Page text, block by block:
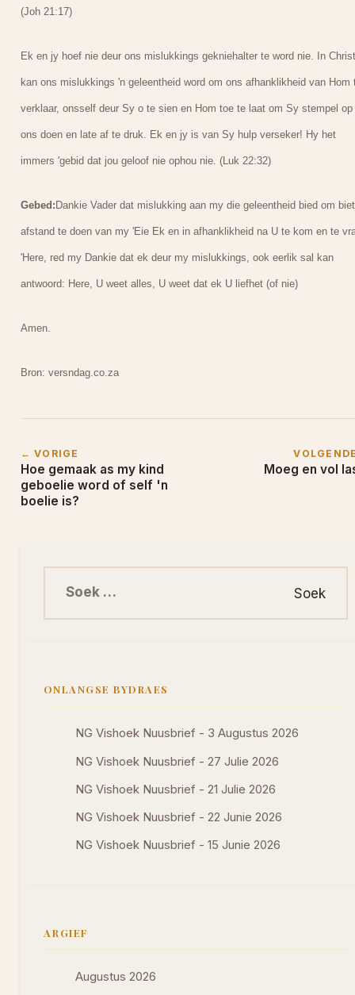
(Joh 21:17)
Ek en jy hoef nie deur ons mislukkings gekniehalter te word nie. In
kan ons mislukkings 'n geleentheid word om ons afhanklikheid van Hom
verklaar, onsself deur Sy o te sien en Hom toe te laat om Sy stempel op
ons doen en late af te druk. Ek en jy is van Sy hulp verseker! Hy het
immers 'gebid dat jou geloof nie ophou nie. (Luk 22:32)
Gebed: Dankie Vader dat mislukking aan my die geleentheid bied om
afstand te doen van my 'Eie Ek en in afhanklikheid na U te kom en te
'Here, red my Dankie dat ek deur my mislukkings, ook eerlik sal kan
antwoord: Here, U weet alles, U weet dat ek U liefhet (of nie)
Amen.
Bron: versndag.co.za
← VORIGE
Hoe gemaak as my kind
geboelie word of self 'n
boelie is?
Moeg en vol
ONLANGSE BYDRAES
NG Vishoek Nuusbrief - 3 Augustus 2026
NG Vishoek Nuusbrief - 27 Julie 2026
NG Vishoek Nuusbrief - 21 Julie 2026
NG Vishoek Nuusbrief - 22 Junie 2026
NG Vishoek Nuusbrief - 15 Junie 2026
ARGIEF
Augustus 2026